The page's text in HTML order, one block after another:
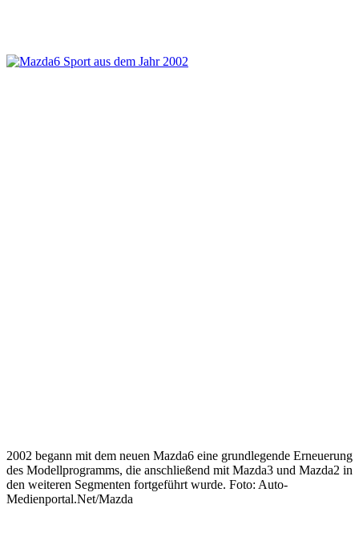
2002 begann mit dem neuen Mazda6 eine grundlegende Erneuerung
des Modellprogramms, die anschließend mit Mazda3 und Mazda2 in
den weiteren Segmenten fortgeführt wurde. Foto: Auto-
Medienportal.Net/Mazda